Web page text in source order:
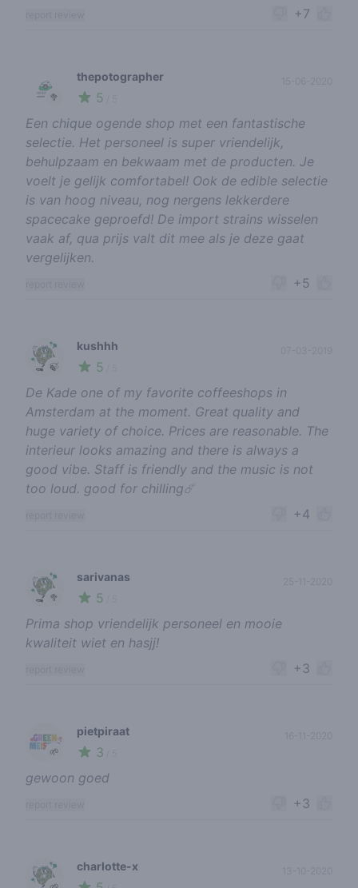
+7
🥦
thepotographer
5
Een chique ogende shop met een fantastische
selectie. Het personeel is super vriendelijk,
behulpzaam en bekwaam met de producten. Je
voelt je gelijk comfortabel! Ook de edible selectie
is van hoog niveau, nog nergens lekkerdere
spacecake geproefd! De import strains wisselen
vaak af, qua prijs valt dit mee als je deze gaat
vergelijken.
+5
🍃
kushhh
5
07-03-2019
De Kade one of my favorite coffeeshops in
Amsterdam at the moment. Great quality and
huge variety of choice. Prices are reasonable. The
interieur looks amazing and there is always a
good vibe. Staff is friendly and the music is not
too loud. good for chilling☄️
+4
🥦
sarivanas
5
Prima shop vriendelijk personeel en mooie
kwaliteit wiet en hasjj!
+3
🌱
pietpiraat
3
gewoon goed
+3
charlotte-x 13-10-2020